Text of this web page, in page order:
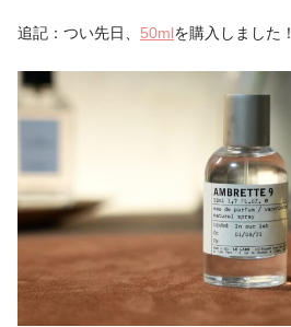
追記：つい先日、 50ml を購入しました！